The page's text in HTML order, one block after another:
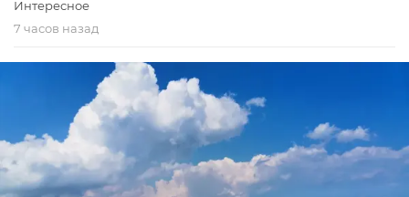
Интересное
7 часов назад